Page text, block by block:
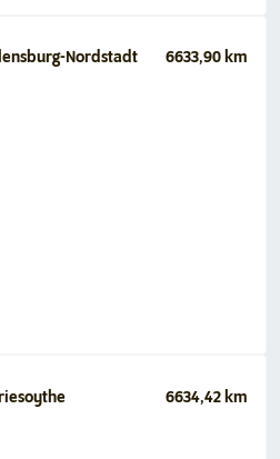
Nordstadt 6633,90 km
6634,42 km